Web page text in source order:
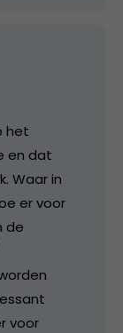
het
en dat
Waar in
er voor
de
voor